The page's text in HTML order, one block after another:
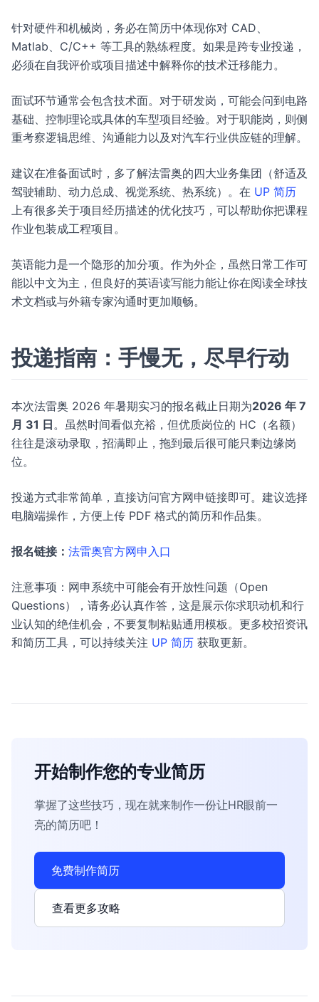
针对硬件和机械岗，务必在简历中体现你对 CAD、
Matlab、C/C++ 等工具的熟练程度。如果是跨专业投递，
必须在自我评价或项目描述中解释你的技术迁移能力。
面试环节通常会包含技术面。对于研发岗，可能会问到电路
基础、控制理论或具体的车型项目经验。对于职能岗，则侧
重考察逻辑思维、沟通能力以及对汽车行业供应链的理解。
建议在准备面试时，多了解法雷奥的四大业务集团（舒适及
驾驶辅助、动力总成、视觉系统、热系统）。在 UP 简历
上有很多关于项目经历描述的优化技巧，可以帮助你把课程
作业包装成工程项目。
英语能力是一个隐形的加分项。作为外企，虽然日常工作可
能以中文为主，但良好的英语读写能力能让你在阅读全球技
术文档或与外籍专家沟通时更加顺畅。
投递指南：手慢无，尽早行动
本次法雷奥 2026 年暑期实习的报名截止日期为2026 年 7
月 31 日。虽然时间看似充裕，但优质岗位的 HC（名额）
往往是滚动录取，招满即止，拖到最后很可能只剩边缘岗
位。
投递方式非常简单，直接访问官方网申链接即可。建议选择
电脑端操作，方便上传 PDF 格式的简历和作品集。
报名链接： 法雷奥官方网申入口
注意事项：网申系统中可能会有开放性问题（Open
Questions），请务必认真作答，这是展示你求职动机和行
业认知的绝佳机会，不要复制粘贴通用模板。更多校招资讯
和简历工具，可以持续关注 UP 简历 获取更新。
开始制作您的专业简历
掌握了这些技巧，现在就来制作一份让HR眼前一
亮的简历吧！
免费制作简历
查看更多攻略